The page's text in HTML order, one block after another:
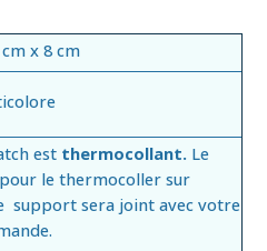
cm x 8 cm
est thermocollant. Le
le thermocoller sur
support sera joint avec votre